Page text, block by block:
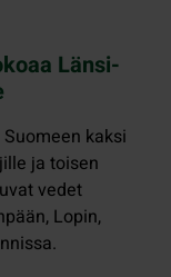
Länsi-
kaksi
ja toisen
vedet
Lopin,